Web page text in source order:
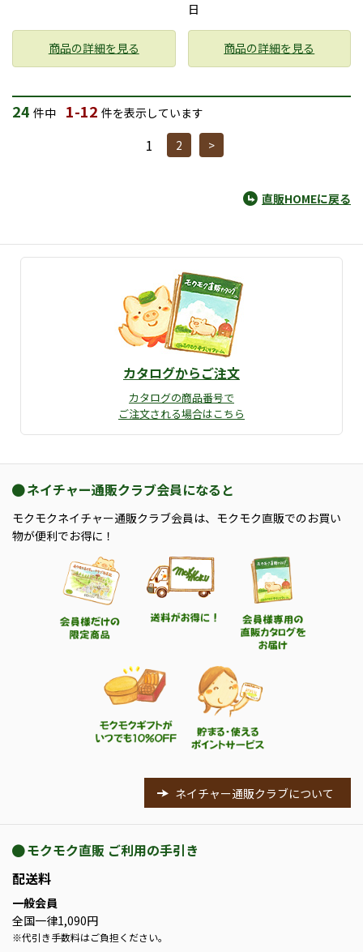
商品の詳細を見る
日
商品の詳細を見る
24 件中 1-12 件を表示しています
1 2 >
直販HOMEに戻る
カタログからご注文
カタログの商品番号で
ご注文される場合はこちら
ネイチャー通販クラブ会員になると
モクモクネイチャー通販クラブ会員は、モクモク直販でのお買い
物が便利でお得に！
ネイチャー通販クラブについて
モクモク直販 ご利用の手引き
配送料
一般会員
全国一律1,090円
※代引き手数料はご負担ください。